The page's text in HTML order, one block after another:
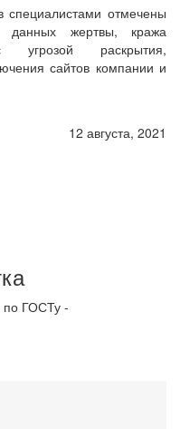
специалистами отмечены
данных жертвы, кража
раскрытия,
сайтов компании и
12 августа, 2021
по ГОСТу -